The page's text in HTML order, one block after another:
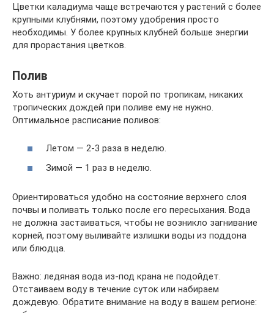
Цветки каладиума чаще встречаются у растений с более
крупными клубнями, поэтому удобрения просто
необходимы. У более крупных клубней больше энергии
для прорастания цветков.
Полив
Хоть антуриум и скучает порой по тропикам, никаких
тропических дождей при поливе ему не нужно.
Оптимальное расписание поливов:
Летом — 2-3 раза в неделю.
Зимой — 1 раз в неделю.
Ориентироваться удобно на состояние верхнего слоя
почвы и поливать только после его пересыхания. Вода
не должна застаиваться, чтобы не возникло загнивание
корней, поэтому выливайте излишки воды из поддона
или блюдца.
Важно: ледяная вода из-под крана не подойдет.
Отстаиваем воду в течение суток или набираем
дождевую. Обратите внимание на воду в вашем регионе: